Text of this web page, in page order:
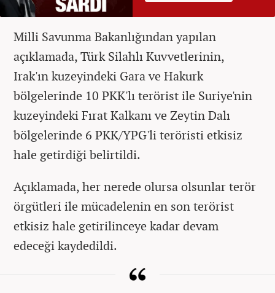
Milli Savunma Bakanlığından yapılan
açıklamada, Türk Silahlı Kuvvetlerinin,
Irak'ın kuzeyindeki Gara ve Hakurk
bölgelerinde 10 PKK'lı terörist ile Suriye'nin
kuzeyindeki Fırat Kalkanı ve Zeytin Dalı
bölgelerinde 6 PKK/YPG'li teröristi etkisiz
hale getirdiği belirtildi.
Açıklamada, her nerede olursa olsunlar terör
örgütleri ile mücadelenin en son terörist
etkisiz hale getirilinceye kadar devam
edeceği kaydedildi.